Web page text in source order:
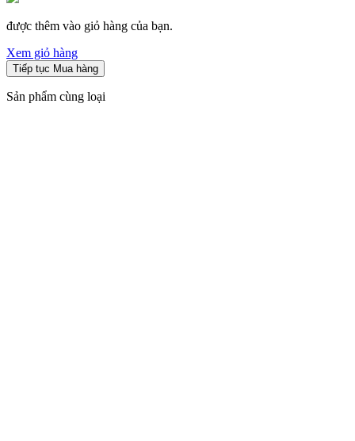
được thêm vào giỏ hàng của bạn.
Xem giỏ hàng
Tiếp tục Mua hàng
Sản phẩm cùng loại